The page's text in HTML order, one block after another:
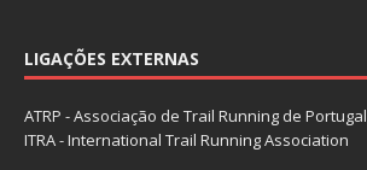
LIGAÇÕES EXTERNAS
ATRP - Associação de Trail Running de Portugal
ITRA - International Trail Running Association